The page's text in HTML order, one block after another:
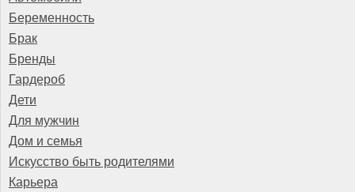
Беременность
Брак
Бренды
Гардероб
Дети
Для мужчин
Дом и семья
Искусство быть родителями
Карьера